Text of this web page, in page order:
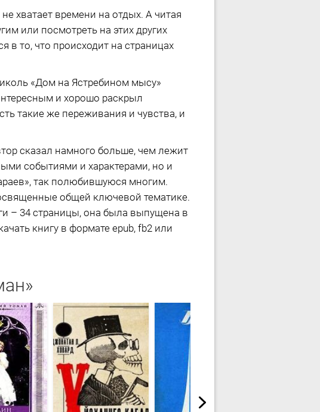
хватает времени на отдых. А читая
или посмотреть на этих других
то, что происходит на страницах
«Дом на Ястребином мысу»
и хорошо раскрыл
такие же переживания и чувства, и
сказал намного больше, чем лежит
событиями и характерами, но и
так полюбившуюся многим.
общей ключевой тематике.
– 34 страницы, она была выпущена в
книгу в формате epub, fb2 или